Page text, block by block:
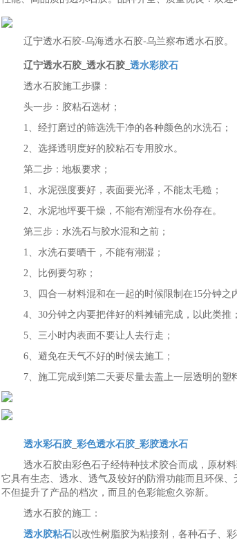
辽宁透水石胶-乌海透水石胶-乌兰察布透水石胶。
辽宁透水石胶_透水石胶_ 透水彩胶石
透水石胶施工步骤：
头一步：胶粘石选材；
1、经打磨过的筛选洗干净的各种颜色的水洗石；
2、选择透明度好的胶粘石专用胶水。
第二步：地板要求；
1、水泥强度要好，表面要光泽，不能太毛糙；
2、水泥地坪要干燥，不能有潮湿有水份存在。
第三步：水洗石与胶水混和之前；
1、水洗石要晒干，不能有潮湿；
2、比例要匀称；
3、四合一材料混和在一起的时候限制在15分钟之
4、30分钟之内要把伴好的料摊铺完成，以此类推；
5、三小时内表面不要让人去行走；
6、避免在天气不好的时候去施工；
7、施工完成到第二天要尽量去盖上一层透明的塑
透水彩石胶_ 彩色透水石胶_ 彩胶透水石
透水石胶由彩色石子经特种技术胶合而成，原材
它具有生态、透水、透气及较好的防滑功能而且环保
不但提升了产品的档次，而且的色彩能愈久弥新。
透水石胶的施工：
透水胶粘石以改性树脂胶为粘接剂，各种石子、